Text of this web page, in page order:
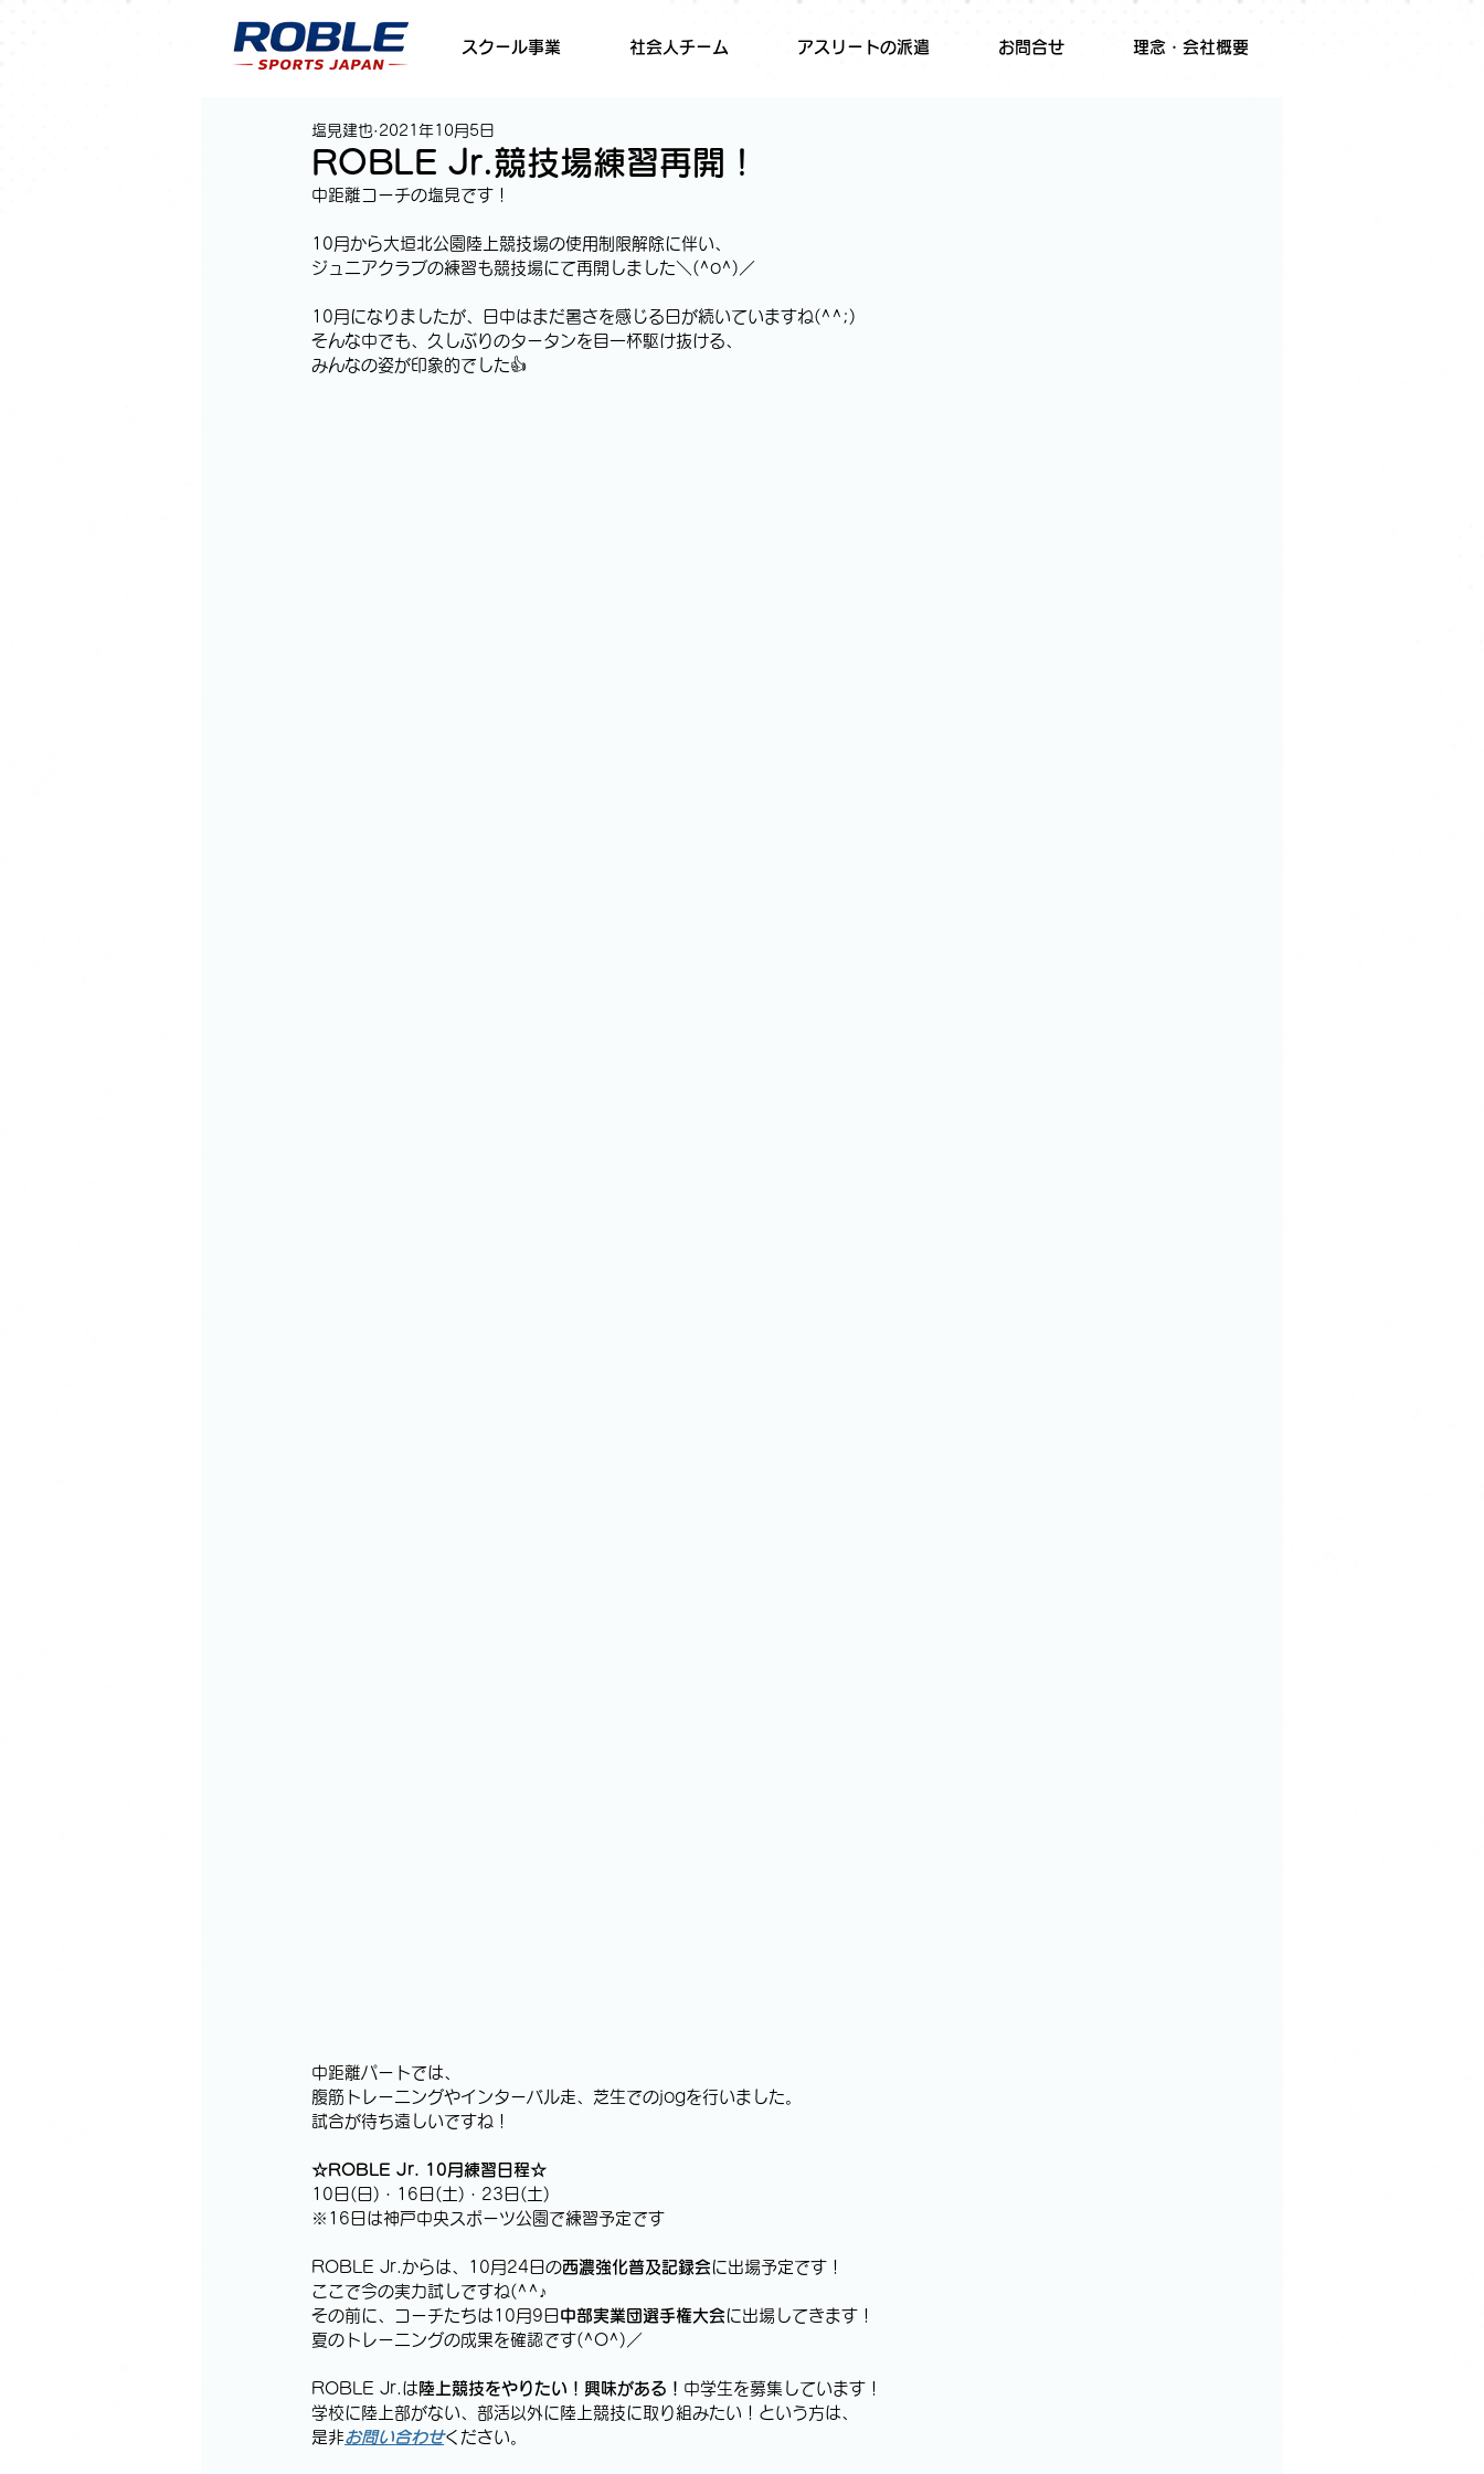
スクール事業 社会人チーム アスリートの派遣 お問合せ 理念・会社概要
ROBLE Jr.競技場練習再開！
塩見建也 2021年10月5日
中距離コーチの塩見です！
10月から大垣北公園陸上競技場の使用制限解除に伴い、
ジュニアクラブの練習も競技場にて再開しました＼(^o^)／
10月になりましたが、日中はまだ暑さを感じる日が続いていますね(^^;)
そんな中でも、久しぶりのタータンを目一杯駆け抜ける、
みんなの姿が印象的でした👍
中距離パートでは、
腹筋トレーニングやインターバル走、芝生でのjogを行いました。
試合が待ち遠しいですね！
☆ROBLE Jr. 10月練習日程☆
10日(日)・16日(土)・23日(土)
※16日は神戸中央スポーツ公園で練習予定です
ROBLE Jr.からは、10月24日の西濃強化普及記録会に出場予定です！
ここで今の実力試しですね(^^♪
その前に、コーチたちは10月9日 中部実業団選手権大会に出場してきます！
夏のトレーニングの成果を確認です(^O^)／
ROBLE Jr.は 陸上競技をやりたい！興味がある！ 中学生を募集しています！
学校に陸上部がない、部活以外に陸上競技に取り組みたい！という方は、
是非お問い合わせください。